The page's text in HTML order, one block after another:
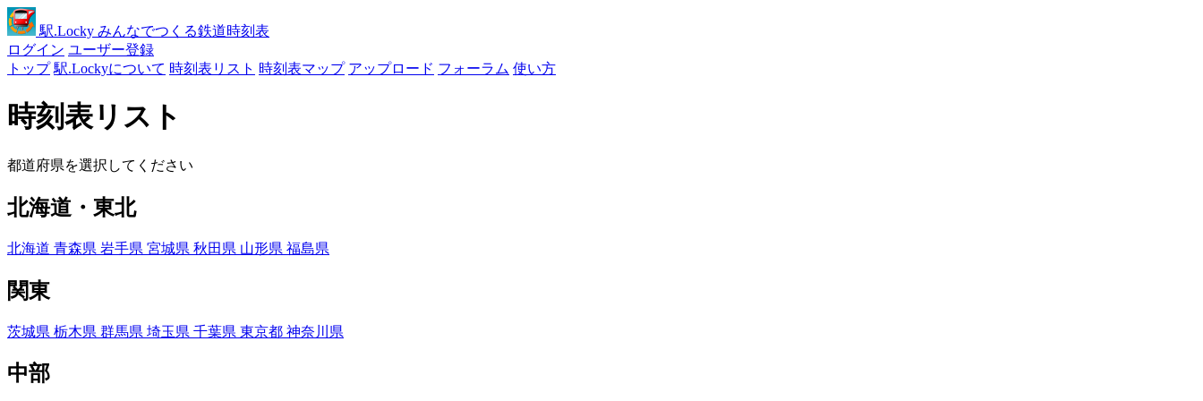
駅.Locky みんなでつくる鉄道時刻表
ログイン ユーザー登録
トップ 駅.Lockyについて 時刻表リスト 時刻表マップ アップロード フォーラム 使い方
時刻表リスト
都道府県を選択してください
北海道・東北
北海道 青森県 岩手県 宮城県 秋田県 山形県 福島県
関東
茨城県 栃木県 群馬県 埼玉県 千葉県 東京都 神奈川県
中部